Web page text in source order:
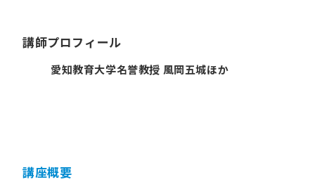
講師プロフィール
愛知教育大学名誉教授 風岡五城ほか
講座概要